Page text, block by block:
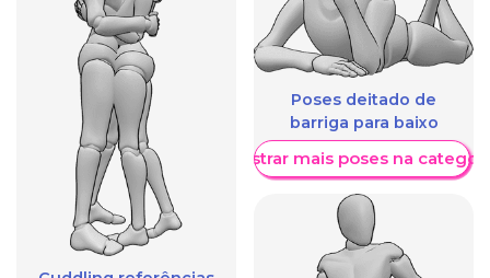
Poses deitado de
barriga para baixo
Mostrar mais poses na